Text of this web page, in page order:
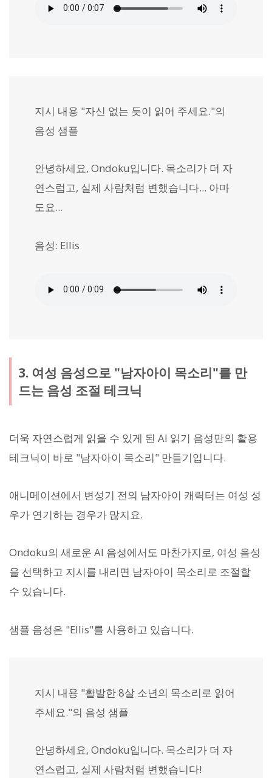
지시 내용 "자신 없는 듯이 읽어 주세요."의
음성 샘플
안녕하세요, Ondoku입니다. 목소리가 더 자
연스럽고, 실제 사람처럼 변했습니다... 아마
도요...
음성: Ellis
3. 여성 음성으로 "남자아이 목소리"를 만
드는 음성 조절 테크닉
더욱 자연스럽게 읽을 수 있게 된 AI 읽기 음성만의 활용
테크닉이 바로 "남자아이 목소리" 만들기입니다.
애니메이션에서 변성기 전의 남자아이 캐릭터는 여성 성
우가 연기하는 경우가 많지요.
Ondoku의 새로운 AI 음성에서도 마찬가지로, 여성 음성
을 선택하고 지시를 내리면 남자아이 목소리로 조절할
수 있습니다.
샘플 음성은 "Ellis"를 사용하고 있습니다.
지시 내용 "활발한 8살 소년의 목소리로 읽어
주세요."의 음성 샘플
안녕하세요, Ondoku입니다. 목소리가 더 자
연스럽고, 실제 사람처럼 변했습니다!